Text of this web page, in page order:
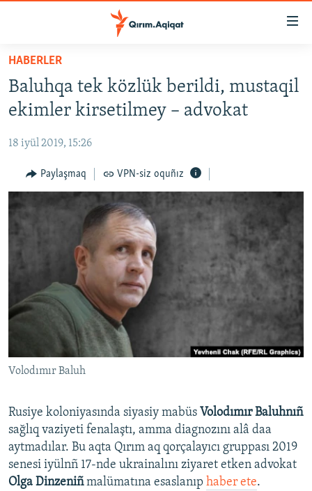
Esas
qaytmaq
Baş
qaytmaq
qaytmaq
HABERLER
SİYASET
CEMİYET
MEDENİYET
İNSAN AQLARI
VİDEO
SÜRET
FİKİR
Українською
RFE/RS bütün saytları
HABERLER
Baluhqa tek közlük berildi, mustaqil
ekimler kirsetilmey – advokat
18 iyül 2019, 15:26
Paylaşmaq VPN-siz oquñız
Volodımır Baluh
Rusiye koloniyasında siyasiy mabüs Volodımır Baluhnıñ
sağlıq vaziyeti fenalaştı, amma diagnozını alâ daa
aytmadılar. Bu aqta Qırım aq qorçalayıcı gruppası 2019
senesi iyülnñ 17-nde ukrainalını ziyaret etken advokat
Olga Dinzeniñmalümatına esaslanıp haber ete.